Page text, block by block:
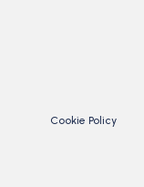
Cookie Policy